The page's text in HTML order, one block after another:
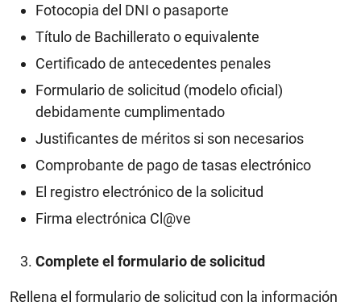
Fotocopia del DNI o pasaporte
Título de Bachillerato o equivalente
Certificado de antecedentes penales
Formulario de solicitud (modelo oficial)
debidamente cumplimentado
Justificantes de méritos si son necesarios
Comprobante de pago de tasas electrónico
El registro electrónico de la solicitud
Firma electrónica Cl@ve
Complete el formulario de solicitud
Rellena el formulario de solicitud con la información